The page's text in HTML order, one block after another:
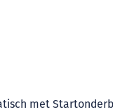
met